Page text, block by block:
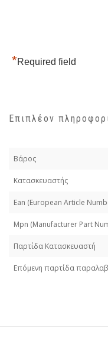
*Required field
Επιπλέον
Βάρος
Κατασκευαστής
Εan (European Article
Mpn (Manufacturer Part
Παρτίδα Κατασκευαστή
Επόμενη παρτίδα